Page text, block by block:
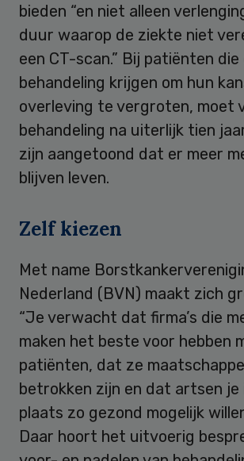
bieden “en niet alleen
duur waarop de ziekte niet
een CT-scan.” Bij patiënten die
behandeling krijgen om hun
overleving te vergroten, moet
behandeling na uiterlijk tien
zijn aangetoond dat er meer
blijven leven.
Zelf kiezen
Met name
Nederland (BVN) maakt zich
“Je verwacht dat firma’s die
maken het beste voor hebben
patiënten, dat ze
betrokken zijn en dat artsen je
plaats zo gezond mogelijk
Daar hoort het uitvoerig